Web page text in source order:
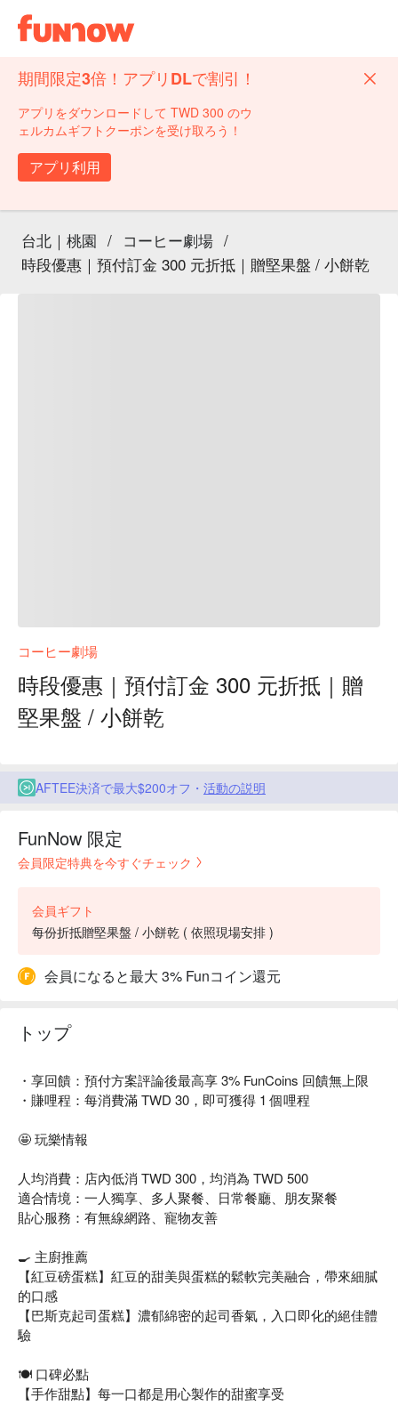
期間限定3倍！アプリDLで割引！
アプリをダウンロードして TWD 300 のウ
ェルカムギフトクーポンを受け取ろう！
アプリ利用
台北｜桃園 / コーヒー劇場 /
時段優惠｜預付訂金 300 元折抵｜贈堅果盤 / 小餅乾
コーヒー劇場
時段優惠｜預付訂金 300 元折抵｜贈
堅果盤 / 小餅乾
AFTEE決済で最大$200オフ・ 活動の説明
FunNow 限定
会員限定特典を今すぐチェック
会員ギフト
每份折抵贈堅果盤 / 小餅乾 ( 依照現場安排 )
会員になると最大 3% Funコイン還元
トップ
・享回饋：預付方案評論後最高享 3% FunCoins 回饋無上限
・賺哩程：每消費滿 TWD 30，即可獲得 1 個哩程
🤩 玩樂情報
人均消費：店內低消 TWD 300，均消為 TWD 500
適合情境：一人獨享、多人聚餐、日常餐廳、朋友聚餐
貼心服務：有無線網路、寵物友善
🍳 主廚推薦
【紅豆磅蛋糕】紅豆的甜美與蛋糕的鬆軟完美融合，帶來細膩
的口感
【巴斯克起司蛋糕】濃郁綿密的起司香氣，入口即化的絕佳體
驗
🍽️ 口碑必點
【手作甜點】每一口都是用心製作的甜蜜享受